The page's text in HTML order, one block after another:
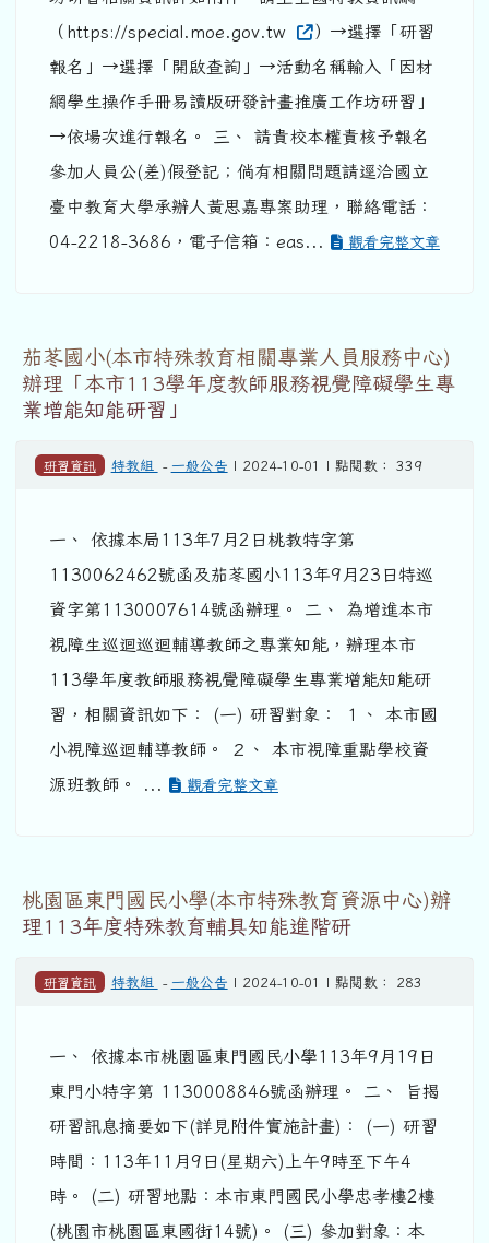
（https://special.moe.gov.tw
）→選擇「研習
報名」→選擇「開啟查詢」→活動名稱輸入「因材
網學生操作手冊易讀版研發計畫推廣工作坊研習」
→依場次進行報名。 三、 請貴校本權責核予報名
參加人員公(差)假登記；倘有相關問題請逕洽國立
臺中教育大學承辦人黃思嘉專案助理，聯絡電話：
04-2218-3686，電子信箱：eas...
觀看完整文章
茄苳國小(本市特殊教育相關專業人員服務中心)
辦理「本市113學年度教師服務視覺障礙學生專
業增能知能研習」
研習資訊 特教組 - 一般公告 | 2024-10-01 | 點閱數： 339
一、 依據本局113年7月2日桃教特字第
1130062462號函及茄苳國小113年9月23日特巡
資字第1130007614號函辦理。 二、 為增進本市
視障生巡迴巡迴輔導教師之專業知能，辦理本市
113學年度教師服務視覺障礙學生專業增能知能研
習，相關資訊如下： (一) 研習對象： １、 本市國
小視障巡迴輔導教師。 ２、 本市視障重點學校資
源班教師。 ...
觀看完整文章
桃園區東門國民小學(本市特殊教育資源中心)辦
理113年度特殊教育輔具知能進階研
研習資訊 特教組 - 一般公告 | 2024-10-01 | 點閱數： 283
一、 依據本市桃園區東門國民小學113年9月19日
東門小特字第 1130008846號函辦理。 二、 旨揭
研習訊息摘要如下(詳見附件實施計畫)： (一) 研習
時間：113年11月9日(星期六)上午9時至下午4
時。 (二) 研習地點：本市東門國民小學忠孝樓2樓
(桃園市桃園區東國街14號)。 (三) 參加對象：本